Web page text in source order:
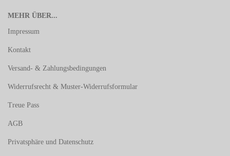
MEHR ÜBER...
Impressum
Kontakt
Versand- & Zahlungsbedingungen
Widerrufsrecht & Muster-Widerrufsformular
Treue Pass
AGB
Privatsphäre und Datenschutz